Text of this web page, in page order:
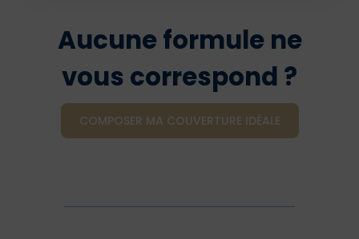
Aucune formule ne
vous correspond ?
COMPOSER MA COUVERTURE IDÉALE